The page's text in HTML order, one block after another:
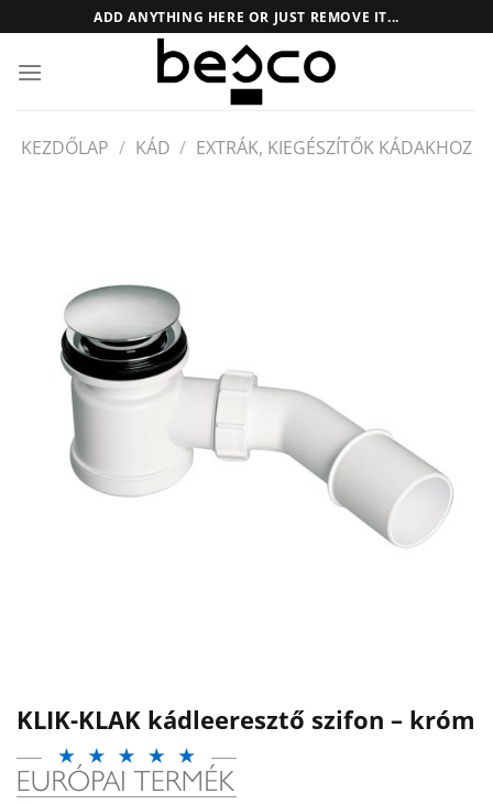
to
content
ADD ANYTHING HERE OR JUST REMOVE IT...
KEZDŐLAP / KÁD / EXTRÁK, KIEGÉSZÍTŐK KÁDAKHOZ
KLIK-KLAK kádleeresztő szifon – króm